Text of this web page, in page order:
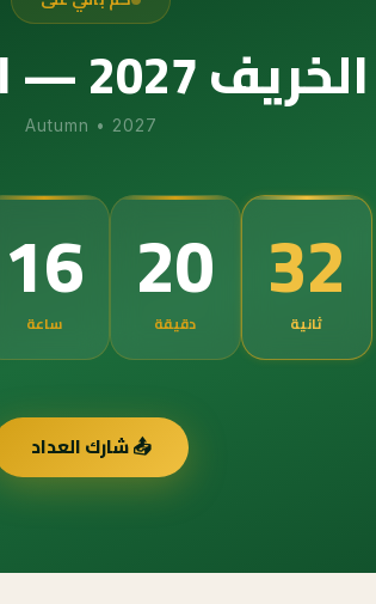
الدقيق
Autumn • 2027
16
ساعة 20
دقيقة 31
ثانية
📤 شارك العداد